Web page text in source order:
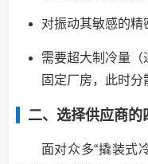
对振动其敏感的精
需要超大制冷量（
固定厂房，此时分
二、选择供应商的
面对众多“撬装式